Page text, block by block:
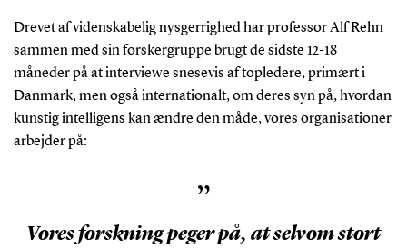
Drevet af videnskabelig nysgerrighed har professor Alf Rehn
sammen med sin forskergruppe brugt de sidste 12-18
måneder på at interviewe snesevis af topledere, primært i
Danmark, men også internationalt, om deres syn på, hvordan
kunstig intelligens kan ændre den måde, vores organisationer
arbejder på:
”
Vores forskning peger på, at selvom stort